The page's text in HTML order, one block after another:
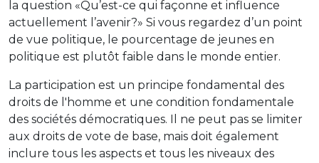
la question «Qu’est-ce qui façonne et influence
actuellement l’avenir?» Si vous regardez d’un point
de vue politique, le pourcentage de jeunes en
politique est plutôt faible dans le monde entier.
La participation est un principe fondamental des
droits de l'homme et une condition fondamentale
des sociétés démocratiques. Il ne peut pas se limiter
aux droits de vote de base, mais doit également
inclure tous les aspects et tous les niveaux des